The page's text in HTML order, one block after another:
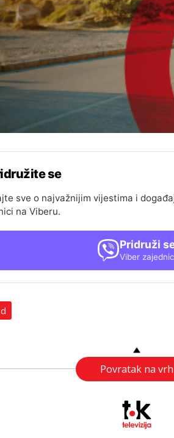
se
sve o najvažnijim vijestima i
na Viberu.
Pridruži
Viber
Povratak na vrh